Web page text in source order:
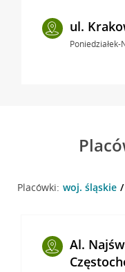
ul.
Placówki: woj. śląskie
Al.